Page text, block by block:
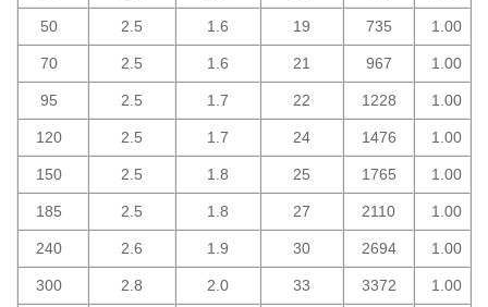
50 2.5 1.6 19 735 1.00
70 2.5 1.6 21 967 1.00
95 2.5 1.7 22 1228 1.00
120 2.5 1.7 24 1476 1.00
150 2.5 1.8 25 1765 1.00
185 2.5 1.8 27 2110 1.00
240 2.6 1.9 30 2694 1.00
300 2.8 2.0 33 3372 1.00